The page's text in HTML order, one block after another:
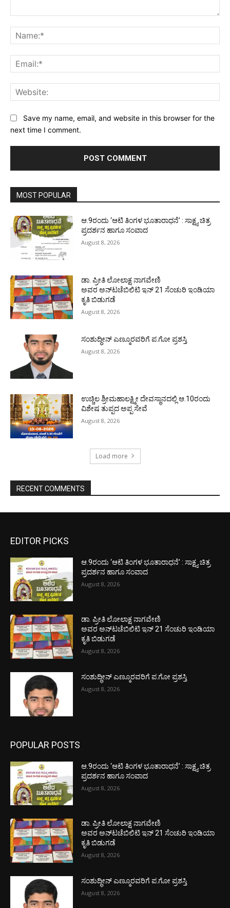
Save my name, email, and website in this browser for the
next time I comment.
MOST POPULAR
ಆ.9ರಂದು ‘ಆಟಿ ತಿಂಗಳ ಭೂತಾರಾಧನೆ’ : ಸಾಕ್ಷ್ಯ ಚಿತ್ರ
ಪ್ರದರ್ಶನ ಹಾಗೂ ಸಂವಾದ
August 8, 2026
ಡಾ. ಪ್ರೀತಿ ಲೋಲಾಕ್ಷ ನಾಗವೇಣಿ
ಅವರ ಅನ್‌ಟಚೆಬಿಲಿಟಿ ಇನ್ 21 ಸೆಂಚುರಿ ಇಂಡಿಯಾ
ಕೃತಿ ಬಿಡುಗಡೆ
August 8, 2026
ಸಂಶುದ್ಧೀನ್ ಎಣ್ಮೂರವರಿಗೆ ಪ.ಗೋ ಪ್ರಶಸ್ತಿ
August 8, 2026
ಉಚ್ಚಿಲ ಶ್ರೀಮಹಾಲಕ್ಷ್ಮೀ ದೇವಸ್ಥಾನದಲ್ಲಿ ಆ.10ರಂದು
ವಿಶೇಷ ತುಪ್ಪದ ಅಪ್ಪ ಸೇವೆ
August 8, 2026
Load more
RECENT COMMENTS
EDITOR PICKS
ಆ.9ರಂದು ‘ಆಟಿ ತಿಂಗಳ ಭೂತಾರಾಧನೆ’ : ಸಾಕ್ಷ್ಯ ಚಿತ್ರ
ಪ್ರದರ್ಶನ ಹಾಗೂ ಸಂವಾದ
August 8, 2026
ಡಾ. ಪ್ರೀತಿ ಲೋಲಾಕ್ಷ ನಾಗವೇಣಿ
ಅವರ ಅನ್‌ಟಚೆಬಿಲಿಟಿ ಇನ್ 21 ಸೆಂಚುರಿ ಇಂಡಿಯಾ
ಕೃತಿ ಬಿಡುಗಡೆ
August 8, 2026
ಸಂಶುದ್ಧೀನ್ ಎಣ್ಮೂರವರಿಗೆ ಪ.ಗೋ ಪ್ರಶಸ್ತಿ
August 8, 2026
POPULAR POSTS
ಆ.9ರಂದು ‘ಆಟಿ ತಿಂಗಳ ಭೂತಾರಾಧನೆ’ : ಸಾಕ್ಷ್ಯ ಚಿತ್ರ
ಪ್ರದರ್ಶನ ಹಾಗೂ ಸಂವಾದ
August 8, 2026
ಡಾ. ಪ್ರೀತಿ ಲೋಲಾಕ್ಷ ನಾಗವೇಣಿ
ಅವರ ಅನ್‌ಟಚೆಬಿಲಿಟಿ ಇನ್ 21 ಸೆಂಚುರಿ ಇಂಡಿಯಾ
ಕೃತಿ ಬಿಡುಗಡೆ
August 8, 2026
ಸಂಶುದ್ಧೀನ್ ಎಣ್ಮೂರವರಿಗೆ ಪ.ಗೋ ಪ್ರಶಸ್ತಿ
August 8, 2026